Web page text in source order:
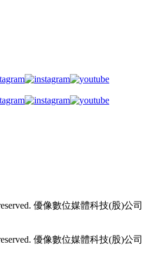
優像數位媒體科技(股)公司
優像數位媒體科技(股)公司